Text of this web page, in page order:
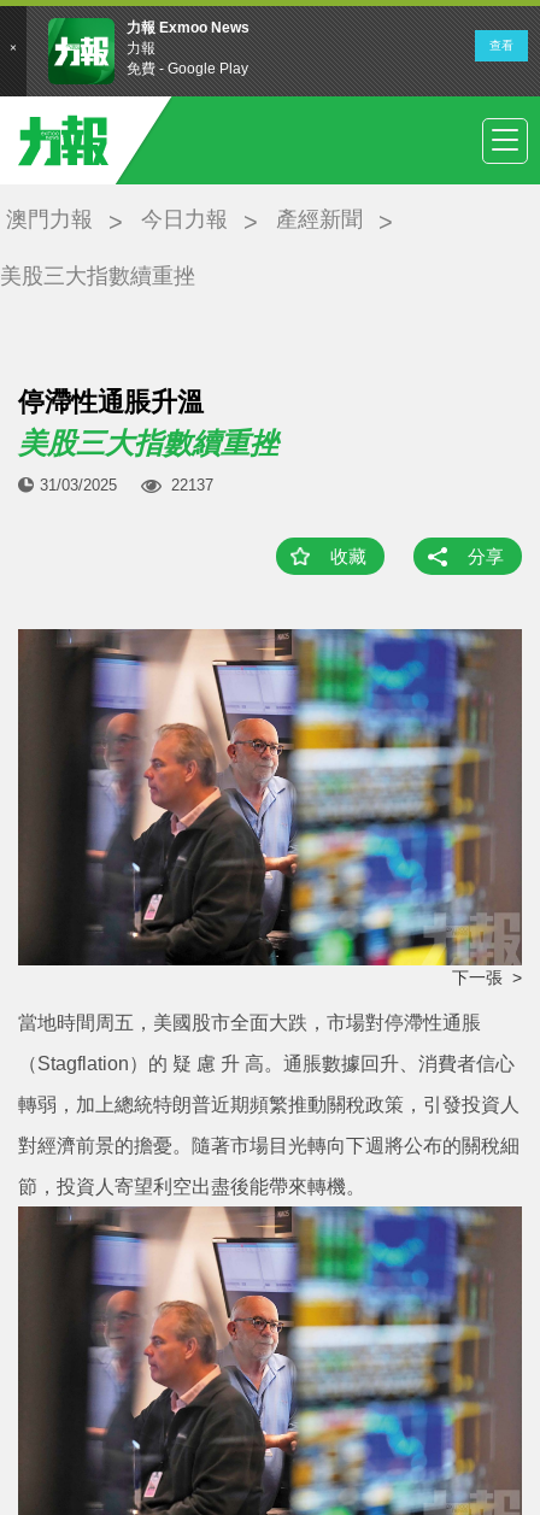
澳門力報 今日力報 產經新聞
美股三大指數續重挫
停滯性通脹升溫
美股三大指數續重挫
31/03/2025 22137
收藏 分享
下一張 >
當地時間周五，美國股市全面大跌，市場對停滯性通脹
（Stagflation）的 疑 慮 升 高。通脹數據回升、消費者信心
轉弱，加上總統特朗普近期頻繁推動關稅政策，引發投資人
對經濟前景的擔憂。隨著市場目光轉向下週將公布的關稅細
節，投資人寄望利空出盡後能帶來轉機。